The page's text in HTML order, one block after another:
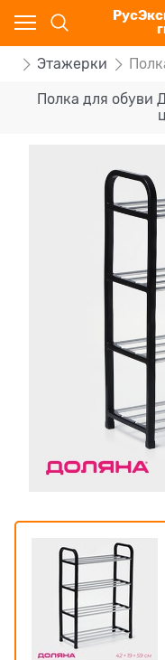
Этажерки
Полка для обуви